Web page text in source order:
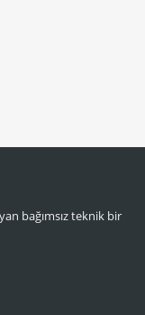
bağımsız teknik bir